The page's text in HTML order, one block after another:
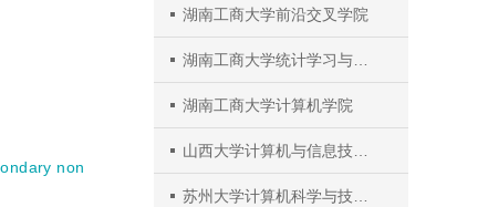
non
湖南工商大学前沿交叉学院
湖南工商大学统计学习与智能计算湖南省重点实验室
湖南工商大学计算机学院
山西大学计算机与信息技术学院
苏州大学计算机科学与技术学院